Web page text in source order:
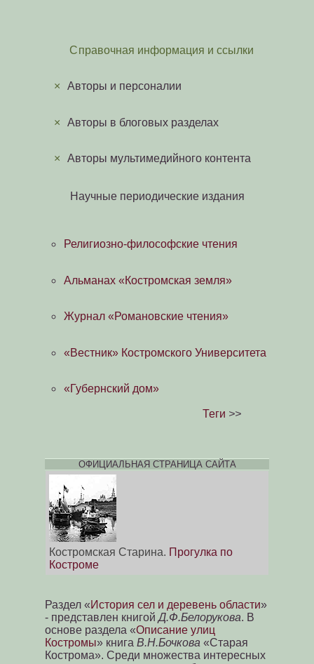
Справочная информация и ссылки
×Авторы и персоналии
×Авторы в блоговых разделах
×Авторы мультимедийного контента
Научные периодические издания
Религиозно-философские чтения
Альманах «Костромская земля»
Журнал «Романовские чтения»
«Вестник» Костромского Университета
«Губернский дом»
Теги >>
ОФИЦИАЛЬНАЯ СТРАНИЦА САЙТА
Костромская Старина. Прогулка по
Костроме
Раздел «История сел и деревень области»
- представлен книгойД.Ф.Белорукова. В
основе раздела «Описание улиц
Костромы» книга В.Н.Бочкова «Старая
Кострома». Среди множества интересных